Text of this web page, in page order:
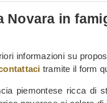
Novara in
informazioni su
tramite il form
piemontese ricca di